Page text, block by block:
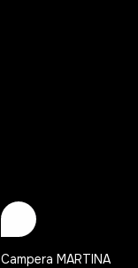
Campera MARTINA